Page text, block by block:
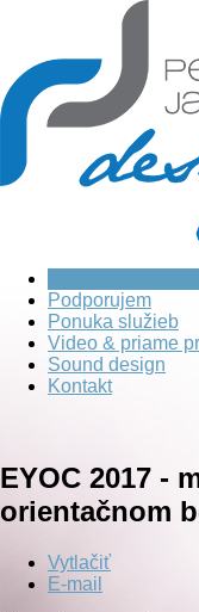
Podporujem
Ponuka služieb
Video & priame
Sound design
Kontakt
EYOC 2017 -
orientačnom
Vytlačiť
E-mail